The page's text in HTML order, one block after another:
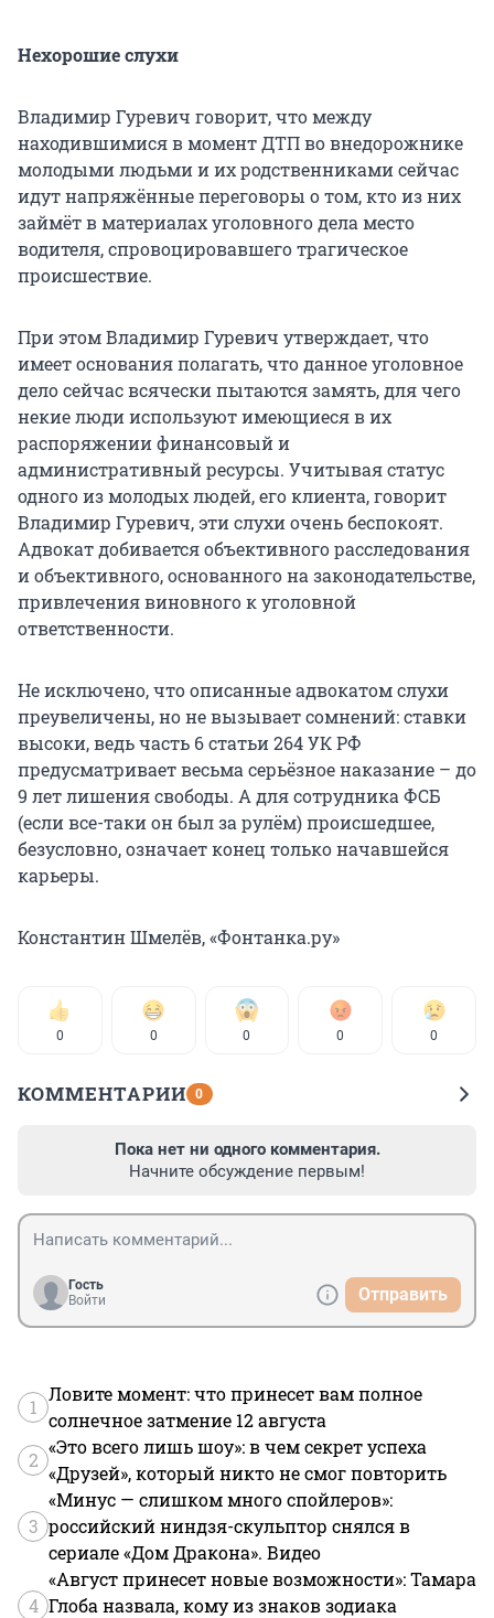
Нехорошие слухи
Владимир Гуревич говорит, что между
находившимися в момент ДТП во внедорожнике
молодыми людьми и их родственниками сейчас
идут напряжённые переговоры о том, кто из них
займёт в материалах уголовного дела место
водителя, спровоцировавшего трагическое
происшествие.
При этом Владимир Гуревич утверждает, что
имеет основания полагать, что данное уголовное
дело сейчас всячески пытаются замять, для чего
некие люди используют имеющиеся в их
распоряжении финансовый и
административный ресурсы. Учитывая статус
одного из молодых людей, его клиента, говорит
Владимир Гуревич, эти слухи очень беспокоят.
Адвокат добивается объективного расследования
и объективного, основанного на законодательстве,
привлечения виновного к уголовной
ответственности.
Не исключено, что описанные адвокатом слухи
преувеличены, но не вызывает сомнений: ставки
высоки, ведь часть 6 статьи 264 УК РФ
предусматривает весьма серьёзное наказание – до
9 лет лишения свободы. А для сотрудника ФСБ
(если все-таки он был за рулём) происшедшее,
безусловно, означает конец только начавшейся
карьеры.
Константин Шмелёв, «Фонтанка.ру»
0 0 0 0 0
КОММЕНТАРИИ 0
Пока нет ни одного комментария.
Начните обсуждение первым!
Гость
Войти
Отправить
1
Ловите момент: что принесет вам полное
солнечное затмение 12 августа
2
«Это всего лишь шоу»: в чем секрет успеха
«Друзей», который никто не смог повторить
3
«Минус — слишком много спойлеров»:
российский ниндзя-скульптор снялся в
сериале «Дом Дракона». Видео
4
«Август принесет новые возможности»: Тамара
Глоба назвала, кому из знаков зодиака